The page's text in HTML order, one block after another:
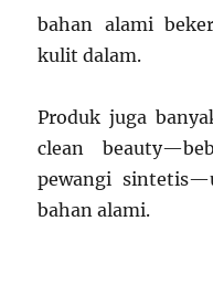
bahan alami
kulit dalam.
Produk juga
clean
pewangi
bahan alami.